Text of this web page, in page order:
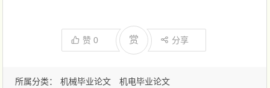
赞0 赏 分享
所属分类： 机械毕业论文 机电毕业论文